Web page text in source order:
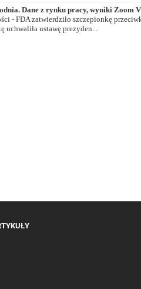
Dane z rynku pracy, wyniki Zoom
- FDA zatwierdziło szczepionkę
uchwaliła ustawę prezyden...